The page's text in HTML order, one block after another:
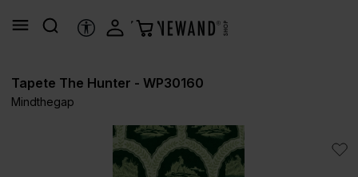
springen
HILFSTOOLS
Bildergalerie überspringen
Tapete The Hunter - WP30160
Mindthegap